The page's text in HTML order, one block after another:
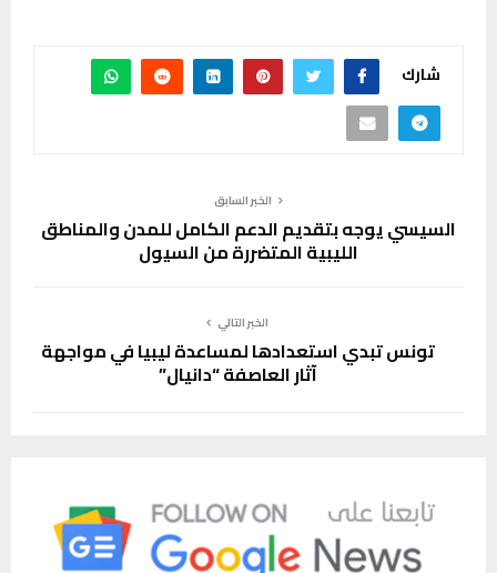
شارك
الخبر السابق
السيسي يوجه بتقديم الدعم الكامل للمدن والمناطق
الليبية المتضررة من السيول
الخبر التالي
تونس تبدي استعدادها لمساعدة ليبيا في مواجهة
آثار العاصفة “دانيال”